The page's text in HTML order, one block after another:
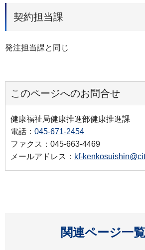
契約担当課
発注担当課と同じ
このページへのお問合せ
健康福祉局健康推進部健康推進課
電話： 045-671-2454
ファクス：045-663-4469
メールアドレス： kf-
関連ページ一覧
開く